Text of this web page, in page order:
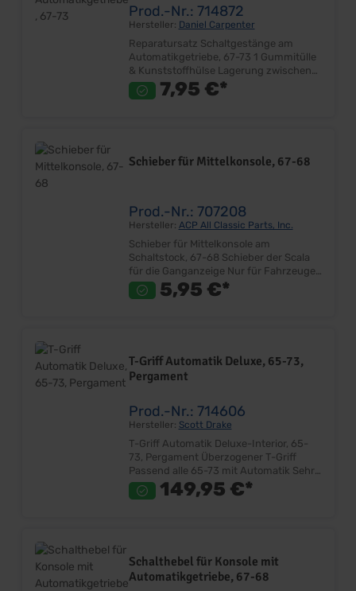
Prod.-Nr.: 714872
Hersteller: Daniel Carpenter
Reparatursatz Schaltgestänge am
Automatikgetriebe, 67-73 1 Gummitülle
& Kunststoffhülse Lagerung zwischen
Schalthebel an Schaltstange Ersetzt
Originalteil Lieferumfang: Satz Preis: Pro7,95 €*
Schieber für Mittelkonsole, 67-68
Prod.-Nr.: 707208
Hersteller: ACP All Classic Parts, Inc.
Schieber für Mittelkonsole am
Schaltstock, 67-68 Schieber der Scala
für die Ganganzeige Nur für Fahrzeuge
mit Mittelkonsole Lieferumfang: Stück
Preis: Pro Stück Einbauort:
5,95 €*
T-Griff Automatik Deluxe, 65-73,
Pergament
Prod.-Nr.: 714606
Hersteller: Scott Drake
T-Griff Automatik Deluxe-Interior, 65-
73, Pergament Überzogener T-Griff
Passend alle 65-73 mit Automatik Sehr
gute Qualität Lieferumfang: Stück Preis:149,95 €*
Schalthebel für Konsole mit
Automatikgetriebe, 67-68